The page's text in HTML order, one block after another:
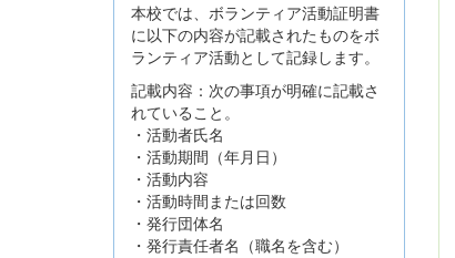
本校では、ボランティア活動証明書
に以下の内容が記載されたものをボ
ランティア活動として記録します。
記載内容：次の事項が明確に記載さ
れていること。
・活動者氏名
・活動期間（年月日）
・活動内容
・活動時間または回数
・発行団体名
・発行責任者名（職名を含む）